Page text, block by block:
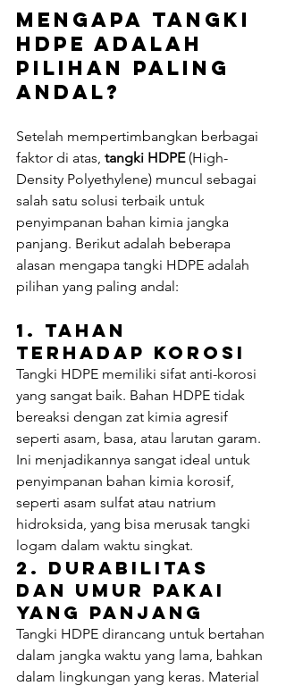
Mengapa Tangki
HDPE adalah
Pilihan Paling
Andal?
Setelah mempertimbangkan berbagai
faktor di atas, tangki HDPE (High-
Density Polyethylene) muncul sebagai
salah satu solusi terbaik untuk
penyimpanan bahan kimia jangka
panjang. Berikut adalah beberapa
alasan mengapa tangki HDPE adalah
pilihan yang paling andal:
1. Tahan
Terhadap Korosi
Tangki HDPE memiliki sifat anti-korosi
yang sangat baik. Bahan HDPE tidak
bereaksi dengan zat kimia agresif
seperti asam, basa, atau larutan garam.
Ini menjadikannya sangat ideal untuk
penyimpanan bahan kimia korosif,
seperti asam sulfat atau natrium
hidroksida, yang bisa merusak tangki
logam dalam waktu singkat.
2. Durabilitas
dan Umur Pakai
yang Panjang
Tangki HDPE dirancang untuk bertahan
dalam jangka waktu yang lama, bahkan
dalam lingkungan yang keras. Material